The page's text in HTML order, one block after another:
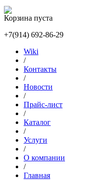
Корзина пуста
+7(914) 692-86-29
Wiki
/
Контакты
/
Новости
/
Прайс-лист
/
Каталог
/
Услуги
/
О компании
/
Главная